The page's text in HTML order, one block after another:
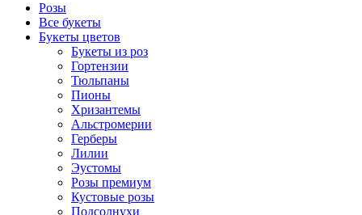
Розы
Все букеты
Букеты цветов
Букеты из роз
Гортензии
Тюльпаны
Пионы
Хризантемы
Альстромерии
Герберы
Лилии
Эустомы
Розы премиум
Кустовые розы
Подсолнухи